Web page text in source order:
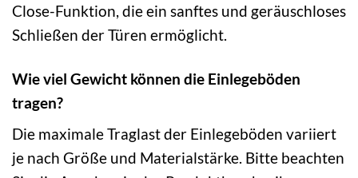
Close-Funktion, die ein sanftes und geräuschloses
Schließen der Türen ermöglicht.
Wie viel Gewicht können die Einlegeböden
tragen?
Die maximale Traglast der Einlegeböden variiert
je nach Größe und Materialstärke. Bitte beachten